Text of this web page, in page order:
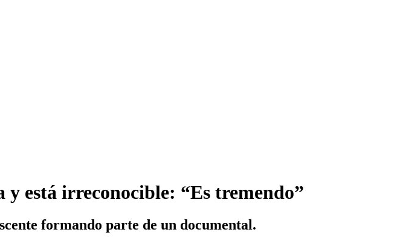
está irreconocible: “Es tremendo”
formando parte de un documental.